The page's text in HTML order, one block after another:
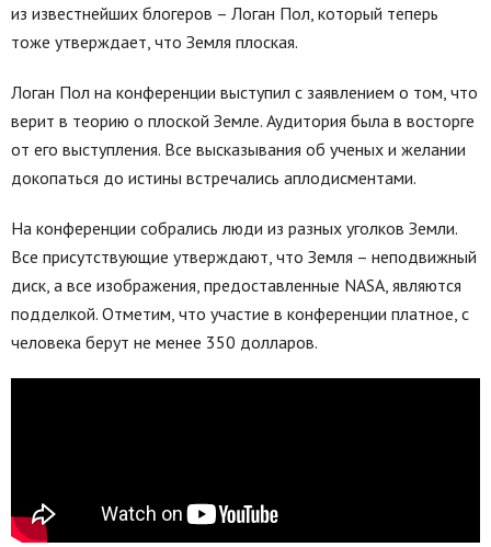
из известнейших блогеров – Логан Пол, который теперь
тоже утверждает, что Земля плоская.
Логан Пол на конференции выступил с заявлением о том, что
верит в теорию о плоской Земле. Аудитория была в восторге
от его выступления. Все высказывания об ученых и желании
докопаться до истины встречались аплодисментами.
На конференции собрались люди из разных уголков Земли.
Все присутствующие утверждают, что Земля – неподвижный
диск, а все изображения, предоставленные NASA, являются
подделкой. Отметим, что участие в конференции платное, с
человека берут не менее 350 долларов.